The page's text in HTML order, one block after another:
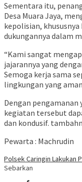
Sementara itu,
Desa Muara Jaya,
kepolisian,
dukungannya dalam
“Kami sangat
jajarannya yang
Semoga kerja sama
lingkungan yang
Dengan
kegiatan tersebut
dan kondusif.
Pewarta : Machrudin
Polsek Caringin Lakukan
Sebarkan